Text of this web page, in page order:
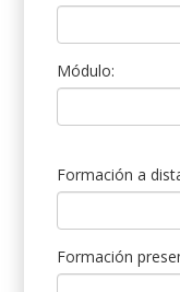
Módulo:
Formación a
Formación